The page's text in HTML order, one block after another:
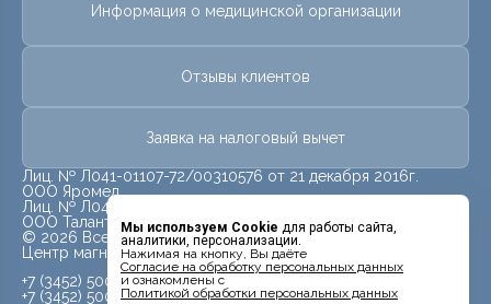
Мы используем Cookie для работы сайта,
аналитики, персонализации.
Нажимая на кнопку, Вы даёте
Cогласие на обработку персональных данных
и ознакомлены с
Политикой обработки персональных данных
Информация о медицинской организации
Отзывы клиентов
Заявка на налоговый вычет
Лиц. № Л041-01107-72/00310576 от 21 декабря 2016г.
ООО Яромед
Лиц. № Л041-01107-72/00623073 от 31 октября 2022г.
ООО Талант
© 2026 Все права защищены.
Центр магнитно-резонансной томографии «МРТ Лидер»
+7 (3452) 500-914
+7 (3452) 500-944